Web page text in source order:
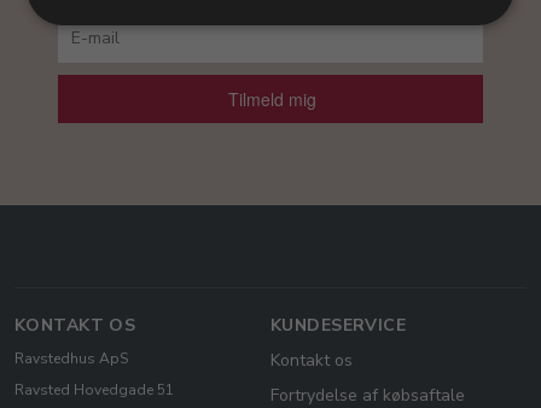
Tilmeld mig
KONTAKT OS
Ravstedhus ApS
Ravsted Hovedgade 51
KUNDESERVICE
Kontakt os
Fortrydelse af købsaftale